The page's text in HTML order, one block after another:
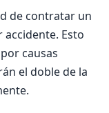
de contratar un
Esto
causas
el doble de la